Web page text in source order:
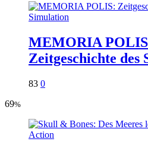
Simulation
MEMORIA
Zeitgeschichte des
83 0
69%
Action